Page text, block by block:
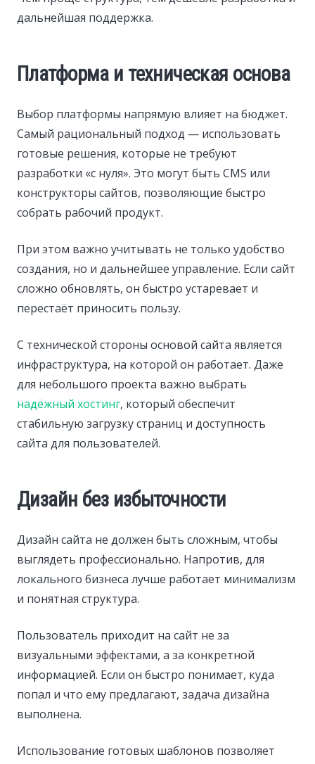
дальнейшая поддержка.
Платформа и техническая основа
Выбор платформы напрямую влияет на бюджет.
Самый рациональный подход — использовать
готовые решения, которые не требуют
разработки «с нуля». Это могут быть CMS или
конструкторы сайтов, позволяющие быстро
собрать рабочий продукт.
При этом важно учитывать не только удобство
создания, но и дальнейшее управление. Если сайт
сложно обновлять, он быстро устаревает и
перестаёт приносить пользу.
С технической стороны основой сайта является
инфраструктура, на которой он работает. Даже
для небольшого проекта важно выбрать
надёжный хостинг, который обеспечит
стабильную загрузку страниц и доступность
сайта для пользователей.
Дизайн без избыточности
Дизайн сайта не должен быть сложным, чтобы
выглядеть профессионально. Напротив, для
локального бизнеса лучше работает минимализм
и понятная структура.
Пользователь приходит на сайт не за
визуальными эффектами, а за конкретной
информацией. Если он быстро понимает, куда
попал и что ему предлагают, задача дизайна
выполнена.
Использование готовых шаблонов позволяет